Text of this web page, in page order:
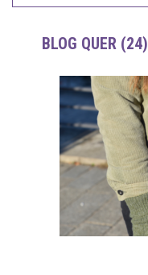
BLOG QUER (24)